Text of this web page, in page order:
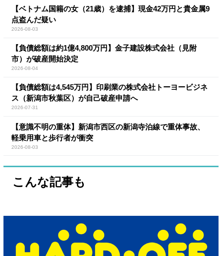
【ベトナム国籍の女（21歳）を逮捕】現金42万円と貴金属9
点盗んだ疑い
2026-08-03
【負債総額は約1億4,800万円】金子建設株式会社（見附
市）が破産開始決定
2026-08-04
【負債総額は4,545万円】印刷業の株式会社トーヨービジネ
ス（新潟市秋葉区）が自己破産申請へ
2026-07-31
【意識不明の重体】新潟市西区の新潟寺泊線で重体事故、
軽乗用車と歩行者が衝突
2026-08-03
こんな記事も